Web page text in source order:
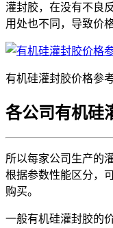
灌封胶，在没有不良
用处也不同，导致价
有机硅灌封胶价格参
各公司有机硅
所以每家公司生产的
根据参数性能区分，
购买。
一般有机硅灌封胶的